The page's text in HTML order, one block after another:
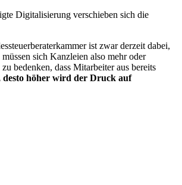
Digitalisierung verschieben sich die
ist zwar derzeit dabei,
sich Kanzleien also mehr oder
bedenken, dass Mitarbeiter aus bereits
desto höher wird der Druck auf